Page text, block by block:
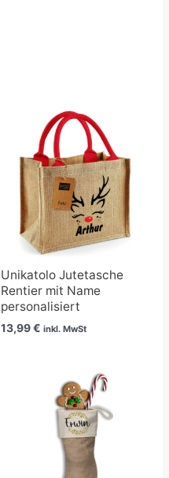
Unikatolo Jutetasche
Rentier mit Name
personalisiert
13,99€ inkl. MwSt